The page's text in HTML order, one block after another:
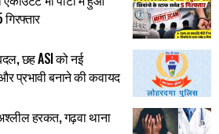
छह ASI को नई
प्रभावी बनाने की कवायद
हरकत, गढ़वा थाना